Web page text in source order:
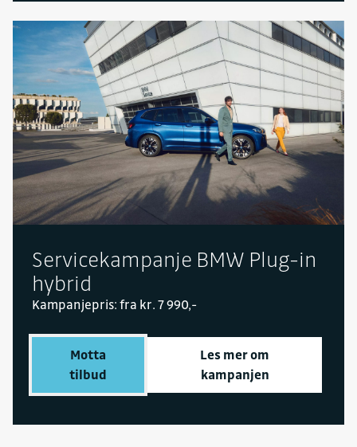
Servicekampanje BMW Plug-in
hybrid
Kampanjepris: fra kr. 7 990,-
Motta
tilbud
Les mer om
kampanjen